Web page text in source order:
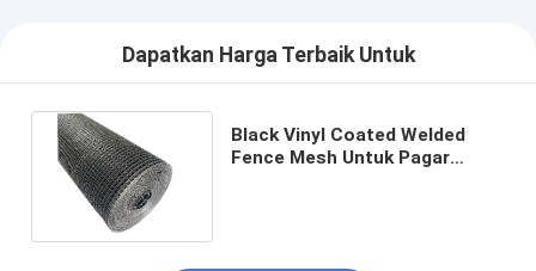
Dapatkan Harga Terbaik Untuk
Black Vinyl Coated Welded
Fence Mesh Untuk Pagar